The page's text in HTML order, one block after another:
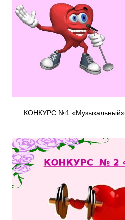
КОНКУРС №1 «Музыкальный»